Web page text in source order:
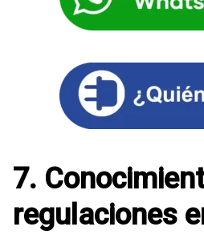
7.
regulaciones